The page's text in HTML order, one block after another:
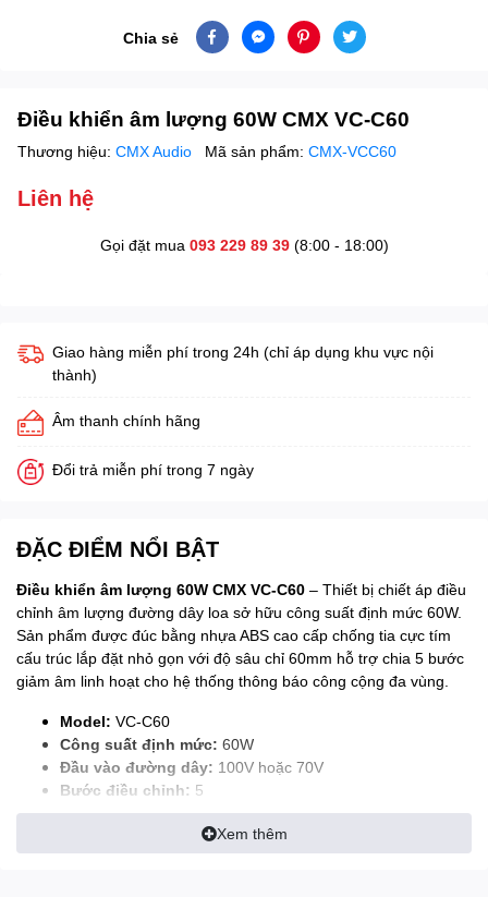
Chia sẻ
Điều khiển âm lượng 60W CMX VC-C60
Thương hiệu: CMX Audio Mã sản phẩm: CMX-VCC60
Liên hệ
Gọi đặt mua 093 229 89 39(8:00 - 18:00)
Giao hàng miễn phí trong 24h (chỉ áp dụng khu vực nội
thành)
Âm thanh chính hãng
Đổi trả miễn phí trong 7 ngày
ĐẶC ĐIỂM NỔI BẬT
Điều khiển âm lượng 60W CMX VC-C60 – Thiết bị chiết áp điều
chỉnh âm lượng đường dây loa sở hữu công suất định mức 60W.
Sản phẩm được đúc bằng nhựa ABS cao cấp chống tia cực tím
cấu trúc lắp đặt nhỏ gọn với độ sâu chỉ 60mm hỗ trợ chia 5 bước
giảm âm linh hoạt cho hệ thống thông báo công cộng đa vùng.
Model: VC-C60
Công suất định mức: 60W
Đầu vào đường dây: 100V hoặc 70V
Bước điều chỉnh: 5
Suy giảm trên mỗi bước:3db
33db
Vật liệu:Nhựa ABS chống tia cực tím
Xem thêm